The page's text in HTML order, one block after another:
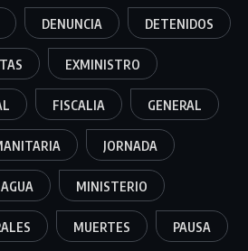
DENUNCIA DETENIDOS
EXMINISTRO
FISCALIA GENERAL
JORNADA
MINISTERIO
MUERTES PAUSA